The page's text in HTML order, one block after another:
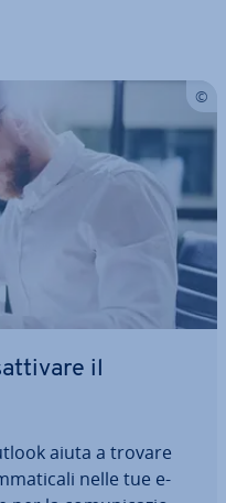
il
aiuta a trovare
nelle tue e-